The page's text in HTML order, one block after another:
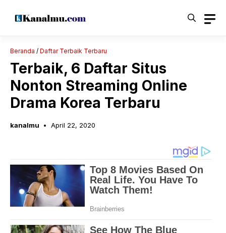
Beranda / Daftar Terbaik Terbaru
Terbaik, 6 Daftar Situs
Nonton Streaming Online
Drama Korea Terbaru
kanalmu April 22, 2020